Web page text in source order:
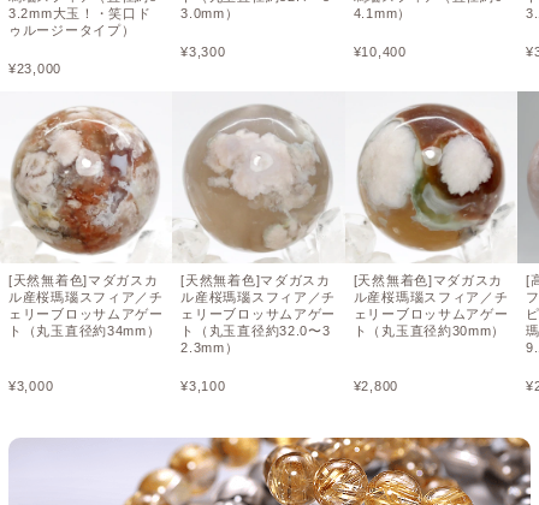
3.2mm大玉！・笑口ド
ゥルージータイプ）
¥23,000
[天然無着色]マダガスカ
ル産桜瑪瑙スフィア／チ
ェリーブロッサムアゲー
ト（丸玉直径約34mm）
¥3,000
3.0mm）
¥3,300
[天然無着色]マダガスカ
ル産桜瑪瑙スフィア／チ
ェリーブロッサムアゲー
ト（丸玉直径約32.0〜3
2.3mm）
¥3,100
4.1mm）
¥10,400
[天然無着色]マダガスカ
ル産桜瑪瑙スフィア／チ
ェリーブロッサムアゲー
ト（丸玉直径約30mm）
¥2,800
¥
[
¥